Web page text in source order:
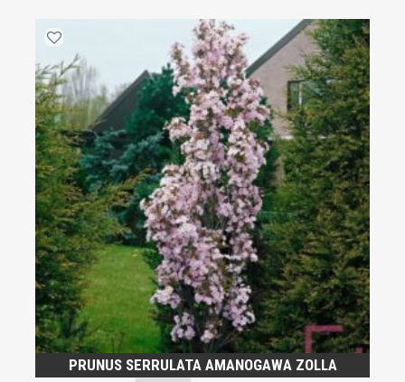
PRUNUS SERRULATA AMANOGAWA ZOLLA